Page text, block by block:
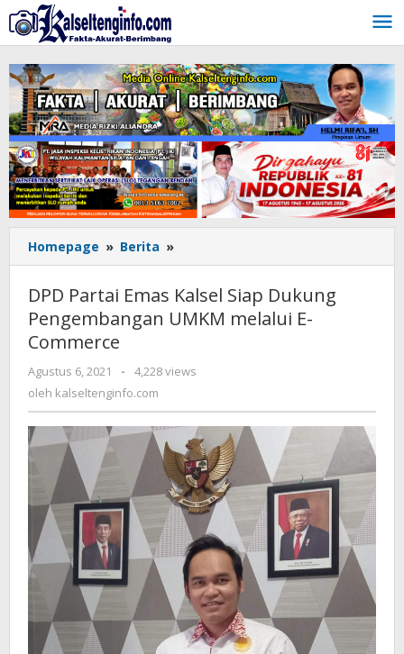
Lewati
ke
konten
Homepage » Berita »
Partai
Emas
Kalsel
Siap
UMKM
E-
Commerce
DPD Partai Emas Kalsel Siap Dukung
Pengembangan UMKM melalui E-
Commerce
Agustus 6, 2021
oleh
kalseltenginfo.com
-
4,228 views
oleh kalseltenginfo.com